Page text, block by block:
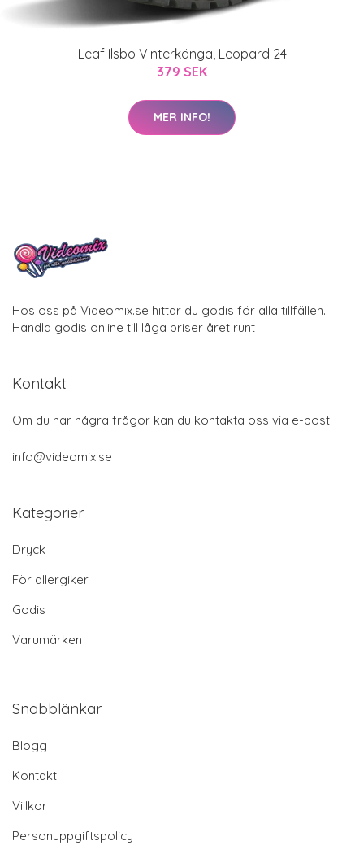
Leaf Ilsbo Vinterkänga, Leopard 24
379 SEK
MER INFO!
Hos oss på Videomix.se hittar du godis för alla tillfällen.
Handla godis online till låga priser året runt
Kontakt
Om du har några frågor kan du kontakta oss via e-post:
info@videomix.se
Kategorier
Dryck
För allergiker
Godis
Varumärken
Snabblänkar
Blogg
Kontakt
Villkor
Personuppgiftspolicy